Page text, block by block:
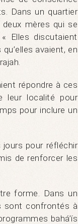
Dans un quartier
mères qui se
Elles discutaient
avaient, en
répondre à ces
leur localité pour
pour inclure un
pour réfléchir
de renforcer les
forme. Dans un
sont confrontés à
bahá’ís